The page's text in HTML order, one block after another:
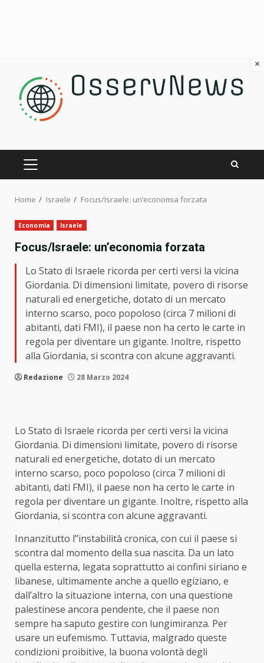
content
PRIMARY
MENU
Home Israele Focus/Israele: un’economia forzata
Economia Israele
Focus/Israele: un’economia forzata
Lo Stato di Israele ricorda per certi versi la vicina
Giordania. Di dimensioni limitate, povero di risorse
naturali ed energetiche, dotato di un mercato
interno scarso, poco popoloso (circa 7 milioni di
abitanti, dati FMI), il paese non ha certo le carte in
regola per diventare un gigante. Inoltre, rispetto
alla Giordania, si scontra con alcune aggravanti.
Redazione 28 Marzo 2024
Lo Stato di Israele ricorda per certi versi la vicina
Giordania. Di dimensioni limitate, povero di risorse
naturali ed energetiche, dotato di un mercato
interno scarso, poco popoloso (circa 7 milioni di
abitanti, dati FMI), il paese non ha certo le carte in
regola per diventare un gigante. Inoltre, rispetto alla
Giordania, si scontra con alcune aggravanti.
Innanzitutto l’’instabilità cronica, con cui il paese si
scontra dal momento della sua nascita. Da un lato
quella esterna, legata soprattutto ai confini siriano e
libanese, ultimamente anche a quello egiziano, e
dall’altro la situazione interna, con una questione
palestinese ancora pendente, che il paese non
sempre ha saputo gestire con lungimiranza. Per
usare un eufemismo. Tuttavia, malgrado queste
condizioni proibitive, la buona volontà degli
×